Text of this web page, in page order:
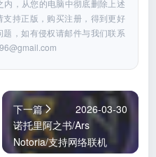
，从您的电脑中彻底删除上述
持正版，购买注册，得到更好
，如有侵权请邮件与我们联系
下一篇
2026-03-30
诺托里阿之书/Ars
Notoria/支持网络联机